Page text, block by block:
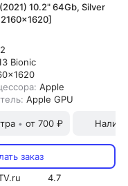
10.2" 64Gb, Silver
Bionic
Apple
Apple GPU
• от 700 ₽
заказ
4.7